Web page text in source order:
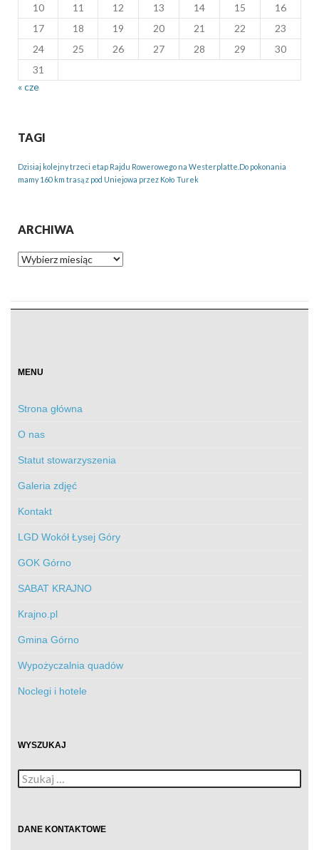
10
11 12 13 14 15
16
17
18 19 20 21 22
23
24
25 26 27 28 29
30
31
« cze
TAGI
Dzisiaj kolejny trzeci etap Rajdu Rowerowego na Westerplatte.Do pokonania
mamy 160 km trasą z pod Uniejowa przez Koło Turek
ARCHIWA
Archiwa
MENU
Strona główna
O nas
Statut stowarzyszenia
Galeria zdjęć
Kontakt
LGD Wokół Łysej Góry
GOK Górno
SABAT KRAJNO
Krajno.pl
Gmina Górno
Wypożyczalnia quadów
Noclegi i hotele
WYSZUKAJ
Szukaj:
DANE KONTAKTOWE